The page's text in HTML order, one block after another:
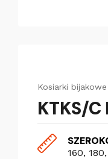
Kosiarki bijakowe
KTKS/C
160,